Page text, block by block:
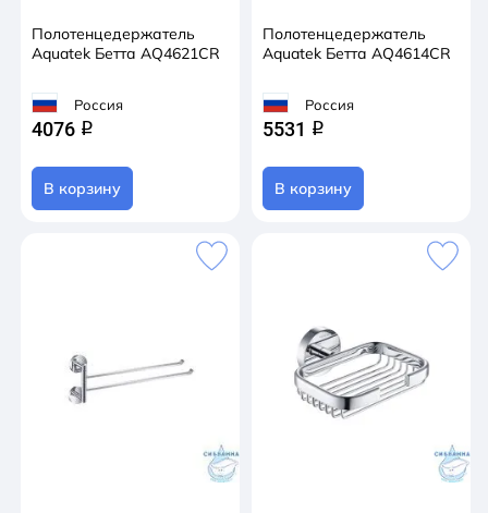
Полотенцедержатель
Aquatek Бетта AQ4621CR
Россия
4076 q
В корзину
Полотенцедержатель
Aquatek Бетта AQ4614CR
Россия
5531 q
В корзину